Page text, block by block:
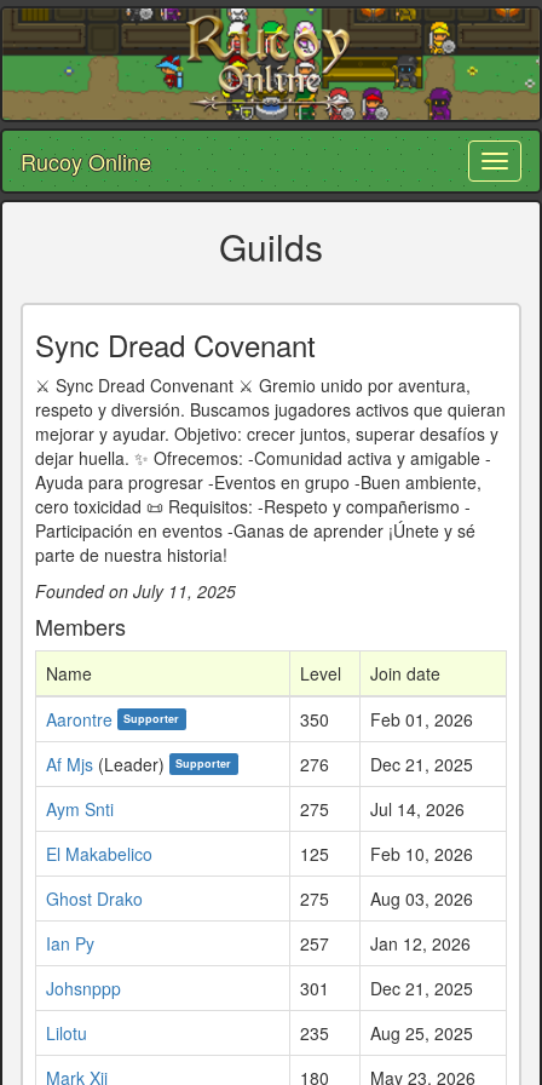
Rucoy Online
Guilds
Sync Dread Covenant
⚔️ Sync Dread Convenant ⚔️ Gremio unido por aventura,
respeto y diversión. Buscamos jugadores activos que quieran
mejorar y ayudar. Objetivo: crecer juntos, superar desafíos y
dejar huella. ✨ Ofrecemos: -Comunidad activa y amigable -
Ayuda para progresar -Eventos en grupo -Buen ambiente,
cero toxicidad 📜 Requisitos: -Respeto y compañerismo -
Participación en eventos -Ganas de aprender ¡Únete y sé
parte de nuestra historia!
Founded on July 11, 2025
Members
Name Level
Join date
Aarontre
Supporter 350
Feb 01, 2026
Af Mjs (Leader) Supporter 276
Dec 21, 2025
Aym Snti
275
Jul 14, 2026
El Makabelico
125
Feb 10, 2026
Ghost Drako
275
Aug 03, 2026
Ian Py
257
Jan 12, 2026
Johsnppp
301
Dec 21, 2025
Lilotu
235
Aug 25, 2025
Mark Xii
180 May 23, 2026